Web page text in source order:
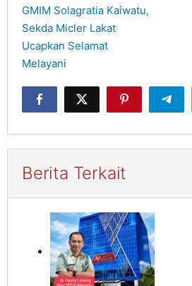
GMIM Solagratia Kaiwatu,
Sekda Micler Lakat
Ucapkan Selamat
Melayani
Berita Terkait